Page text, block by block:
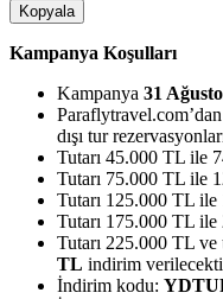
Kopyala
Kampanya Koşulları
Kampanya 31
dışı tur
Tutarı 45.000 TL ile
Tutarı 75.000 TL ile
Tutarı 125.000 TL ile
Tutarı 175.000 TL ile
Tutarı 225.000 TL ve
TL indirim
İndirim kodu: